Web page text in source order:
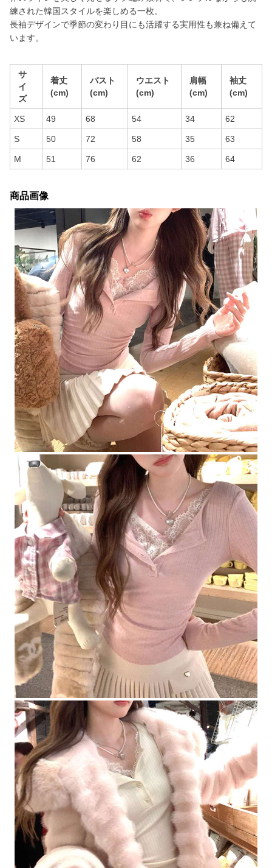
練された韓国スタイルを楽しめる一枚。
長袖デザインで季節の変わり目にも活躍する実用性も兼ね備えて
います。
サ
イ
ズ
着丈
(cm)
バスト
(cm)
ウエスト
(cm)
肩幅
(cm)
袖丈
(cm)
XS 49 68 54 34 62
S 50 72 58 35 63
M 51 76 62 36 64
商品画像